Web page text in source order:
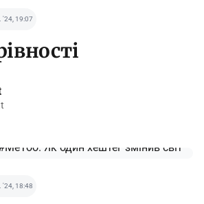
'24, 19:07
'24, 18:48